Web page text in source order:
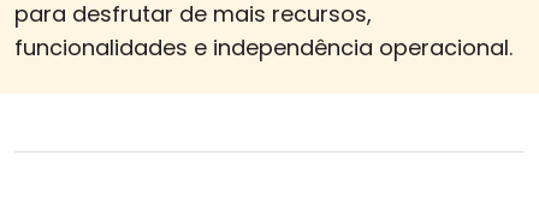
para desfrutar de mais recursos,
funcionalidades e independência operacional.